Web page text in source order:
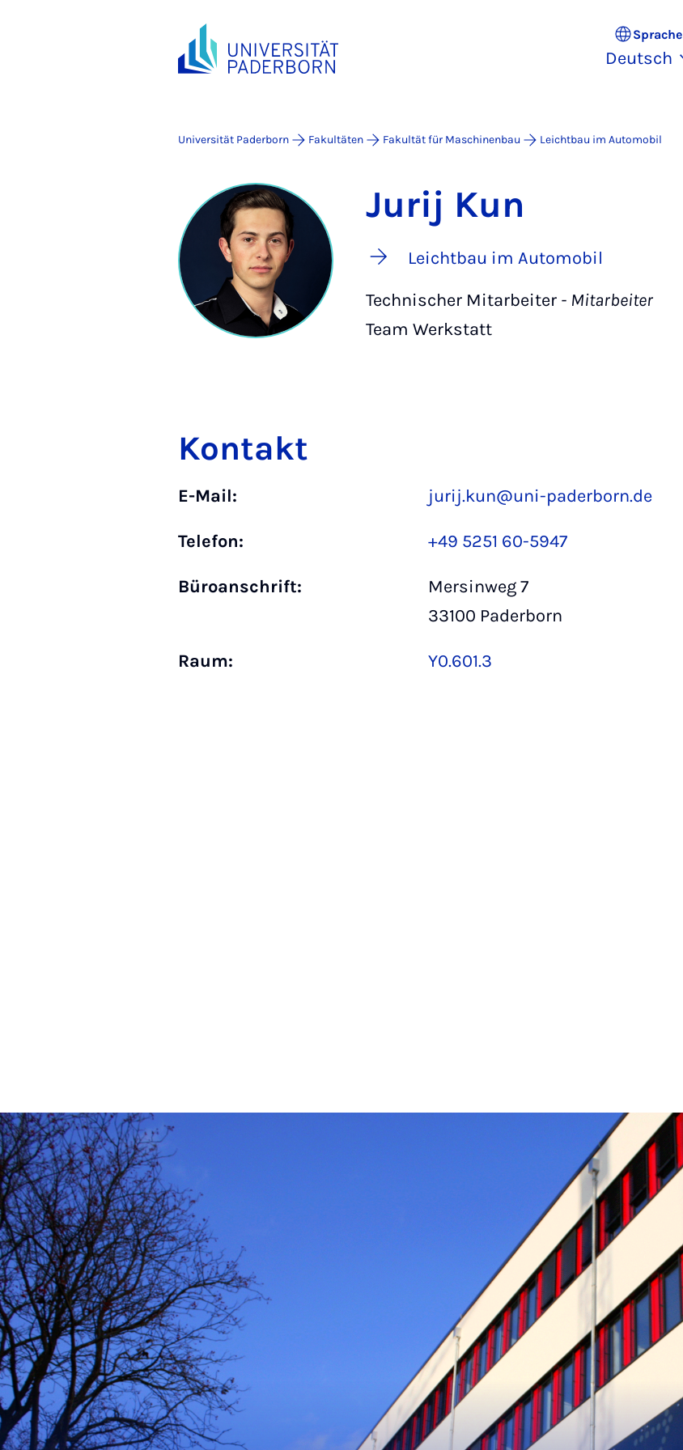
Sprache
Deutsch
Universität Paderborn Fakultäten Fakultät für Maschinenbau Leichtbau im Automobil
Jurij Kun
Leichtbau im Automobil
Technischer Mitarbeiter - Mitarbeiter
Team Werkstatt
Kontakt
E-Mail: jurij.kun@uni-paderborn.de
Telefon: +49 5251 60-5947
Büro­anschrift:
Mersinweg 7
33100 Paderborn
Raum: Y0.601.3